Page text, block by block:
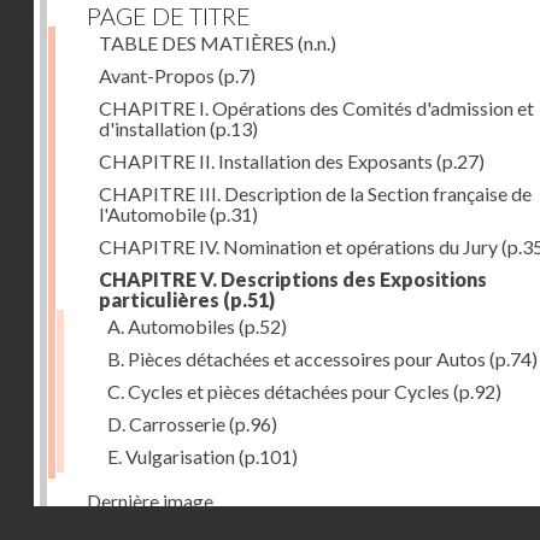
PAGE DE TITRE
TABLE DES MATIÈRES (n.n.)
Avant-Propos (p.7)
CHAPITRE I. Opérations des Comités d'admission et
d'installation(p.13)
CHAPITRE II. Installation des Exposants (p.27)
CHAPITRE III. Description de la Section française de
l'Automobile(p.31)
CHAPITRE IV. Nomination et opérations du Jury
CHAPITRE V. Descriptions des Expositions
particulières (p.51)
A. Automobiles (p.52)
B. Pièces détachées et accessoires pour Autos (p.74)
C. Cycles et pièces détachées pour Cycles (p.92)
D. Carrosserie(p.96)
E. Vulgarisation(p.101)
Dernière image